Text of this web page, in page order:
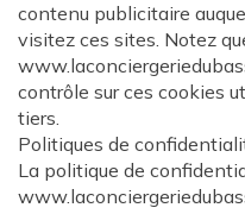
contenu publicitaire
visitez ces sites. Notez
contrôle sur ces cookies
tiers.
Politiques de
La politique de